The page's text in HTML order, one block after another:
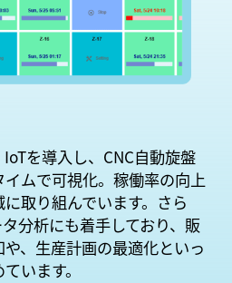
を導入し、CNC自動旋盤
ムで可視化。稼働率の向上
取り組んでいます。さら
分析にも着手しており、販
、生産計画の最適化といっ
います。